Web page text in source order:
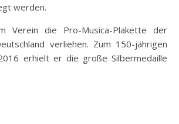
werden.
Verein die Pro-Musica-Plakette der
verliehen. Zum 150-jährigen
erhielt er die große Silbermedaille